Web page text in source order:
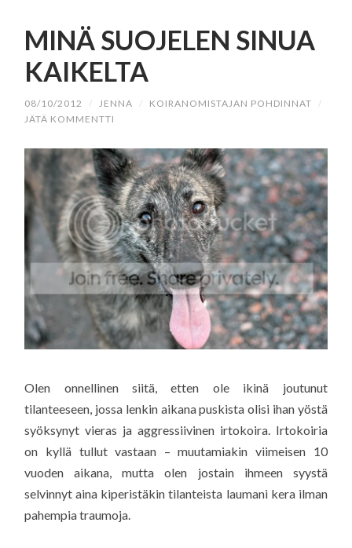
MINÄ SUOJELEN SINUA
KAIKELTA
08/10/2012 / JENNA / KOIRANOMISTAJAN POHDINNAT
/
JÄTÄ KOMMENTTI
Olen onnellinen siitä, etten ole ikinä joutunut
tilanteeseen, jossa lenkin aikana puskista olisi ihan yöstä
syöksynyt vieras ja aggressiivinen irtokoira. Irtokoiria
on kyllä tullut vastaan – muutamiakin viimeisen 10
vuoden aikana, mutta olen jostain ihmeen syystä
selvinnyt aina kiperistäkin tilanteista laumani kera ilman
pahempia traumoja.